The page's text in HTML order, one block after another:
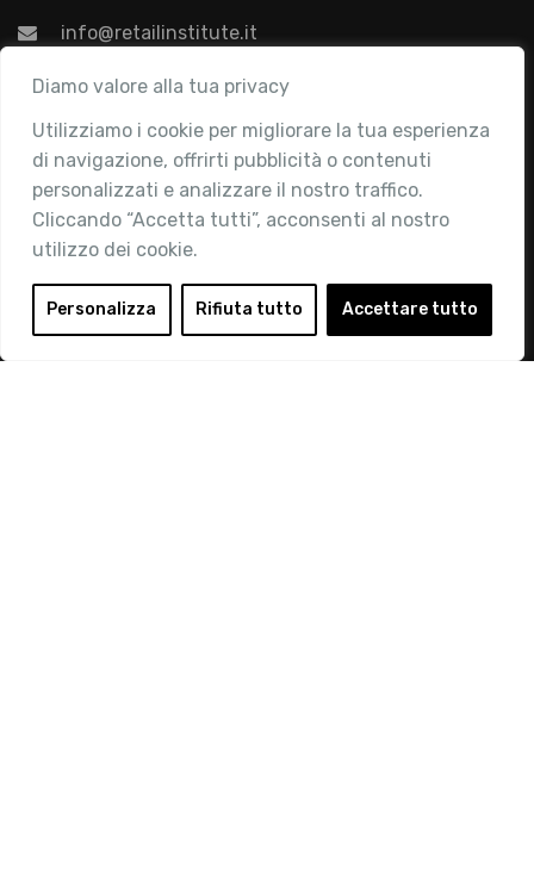
Diamo valore alla tua privacy
Utilizziamo i cookie per migliorare la tua esperienza
di navigazione, offrirti pubblicità o contenuti
personalizzati e analizzare il nostro traffico.
Cliccando “Accetta tutti”, acconsenti al nostro
utilizzo dei cookie.
Personalizza Rifiuta tutto Accettare tutto
info@retailinstitute.it
Associazione
Chi siamo
Attività
Contatti
Area Riservata
Login
Diventa Socio